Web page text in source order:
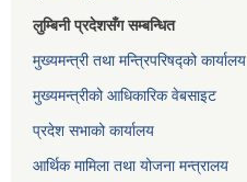
लुम्बिनी प्रदेशसँग सम्बन्धित
मुख्यमन्त्री तथा मन्त्रिपरिषद्को कार्यालय
मुख्यमन्त्रीको आधिकारिक वेबसाइट
प्रदेश सभाको कार्यालय
आर्थिक मामिला तथा योजना मन्त्रालय